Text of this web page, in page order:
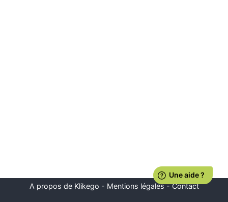
A propos de Klikego - Mentions légales-Contact